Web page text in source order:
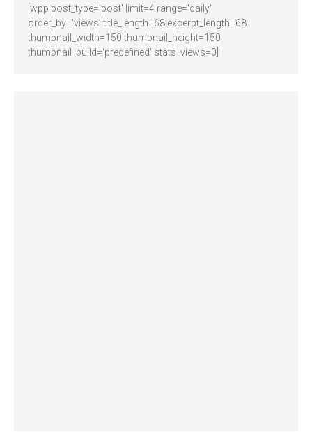
[wpp post_type='post' limit=4 range='daily'
order_by='views' title_length=68 excerpt_length=68
thumbnail_width=150 thumbnail_height=150
thumbnail_build='predefined' stats_views=0]